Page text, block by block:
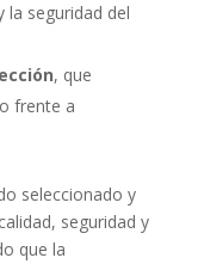
la seguridad del
, que
frente a
seleccionado y
seguridad y
que la